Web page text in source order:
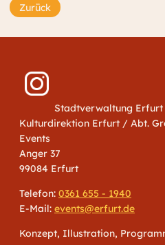
Zurück
Stadtverwaltung Erfurt
Kulturdirektion Erfurt / Abt.
Events
Anger 37
99084 Erfurt
Telefon: 0361 655 - 1940
E-Mail: events@erfurt.de
Konzept, Illustration,